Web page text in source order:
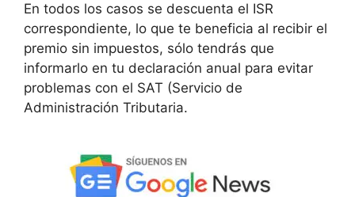
En todos los casos se descuenta el ISR
correspondiente, lo que te beneficia al recibir el
premio sin impuestos, sólo tendrás que
informarlo en tu declaración anual para evitar
problemas con el SAT (Servicio de
Administración Tributaria.